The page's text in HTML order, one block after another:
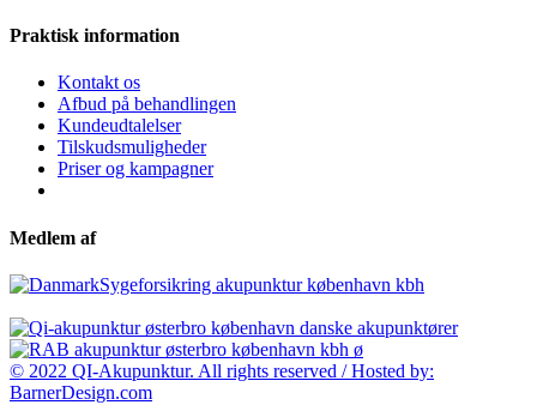
Praktisk information
Kontakt os
Afbud på behandlingen
Kundeudtalelser
Tilskudsmuligheder
Priser og kampagner
Medlem af
© 2022 QI-Akupunktur. All rights reserved / Hosted by:
BarnerDesign.com